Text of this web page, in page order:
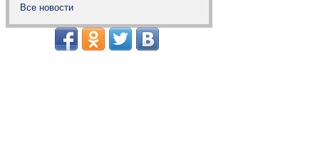
Все новости